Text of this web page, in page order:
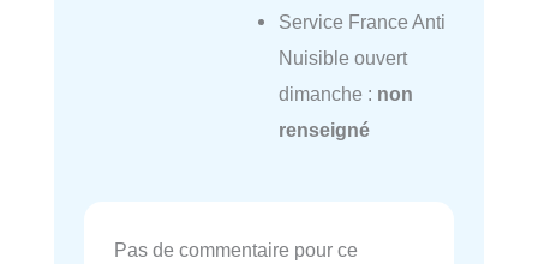
Service France Anti
Nuisible ouvert
dimanche : non
renseigné
Pas de commentaire pour ce